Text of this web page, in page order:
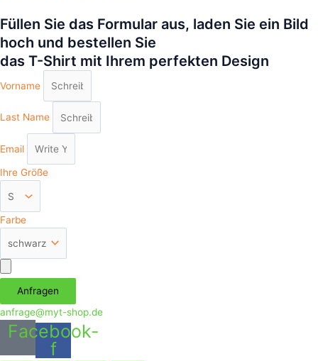
Füllen Sie das Formular aus, laden Sie ein Bild
hoch und bestellen Sie
das T-Shirt mit Ihrem perfekten Design
Vorname
Last Name
Email
Ihre Größe
Farbe
Аnfragen
anfrage@myt-shop.de
Facebook-
f